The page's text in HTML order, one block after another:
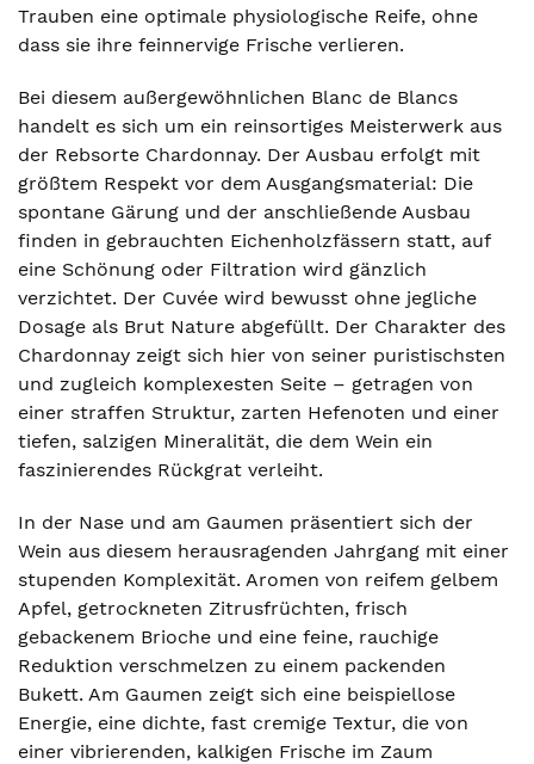
Trauben eine optimale physiologische Reife, ohne
dass sie ihre feinnervige Frische verlieren.
Bei diesem außergewöhnlichen Blanc de Blancs
handelt es sich um ein reinsortiges Meisterwerk aus
der Rebsorte Chardonnay. Der Ausbau erfolgt mit
größtem Respekt vor dem Ausgangsmaterial: Die
spontane Gärung und der anschließende Ausbau
finden in gebrauchten Eichenholzfässern statt, auf
eine Schönung oder Filtration wird gänzlich
verzichtet. Der Cuvée wird bewusst ohne jegliche
Dosage als Brut Nature abgefüllt. Der Charakter des
Chardonnay zeigt sich hier von seiner puristischsten
und zugleich komplexesten Seite – getragen von
einer straffen Struktur, zarten Hefenoten und einer
tiefen, salzigen Mineralität, die dem Wein ein
faszinierendes Rückgrat verleiht.
In der Nase und am Gaumen präsentiert sich der
Wein aus diesem herausragenden Jahrgang mit einer
stupenden Komplexität. Aromen von reifem gelbem
Apfel, getrockneten Zitrusfrüchten, frisch
gebackenem Brioche und eine feine, rauchige
Reduktion verschmelzen zu einem packenden
Bukett. Am Gaumen zeigt sich eine beispiellose
Energie, eine dichte, fast cremige Textur, die von
einer vibrierenden, kalkigen Frische im Zaum